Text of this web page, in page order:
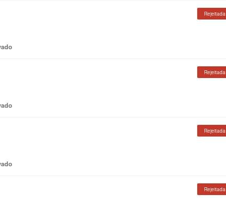
Rejeitada
Rejeitada
Rejeitada
Rejeitada